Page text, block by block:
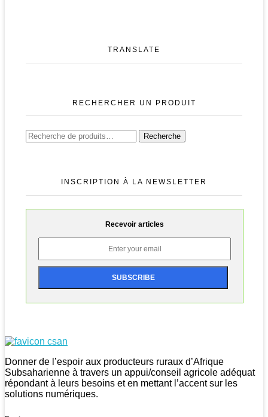
TRANSLATE
RECHERCHER UN PRODUIT
Recherche
pour :
Recherche
INSCRIPTION À LA NEWSLETTER
Recevoir articles
Donner de l’espoir aux producteurs ruraux d’Afrique
Subsaharienne à travers un appui/conseil agricole adéquat
répondant à leurs besoins et en mettant l’accent sur les
solutions numériques.